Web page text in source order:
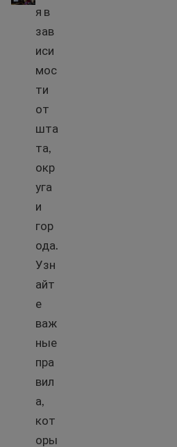
я в
зав
иси
мос
ти
от
шта
та,
окр
уга
и
гор
ода.
Узн
айт
е
важ
ные
пра
вил
а,
кот
оры